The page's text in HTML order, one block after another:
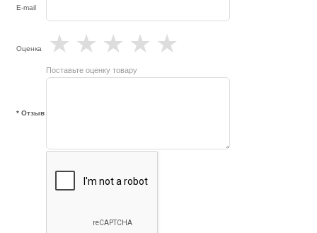
E-mail
Оценка ★
★
★
★
★
Поставьте оценку товару
* Отзыв